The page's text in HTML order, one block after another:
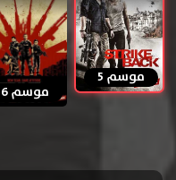
موسم 5
موسم 6